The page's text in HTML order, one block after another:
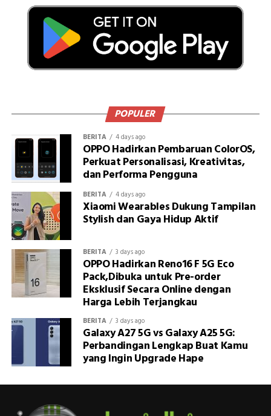
POPULER
BERITA 4 days ago
OPPO Hadirkan Pembaruan ColorOS,
Perkuat Personalisasi, Kreativitas,
dan Performa Pengguna
BERITA 4 days ago
Xiaomi Wearables Dukung Tampilan
Stylish dan Gaya Hidup Aktif
BERITA 3 days ago
OPPO Hadirkan Reno16 F 5G Eco
Pack,Dibuka untuk Pre-order
Eksklusif Secara Online dengan
Harga Lebih Terjangkau
BERITA 3 days ago
Galaxy A27 5G vs Galaxy A25 5G:
Perbandingan Lengkap Buat Kamu
yang Ingin Upgrade Hape